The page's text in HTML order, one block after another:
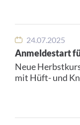
24.07.2025
Anmeldestart
Neue
mit Hüft- und